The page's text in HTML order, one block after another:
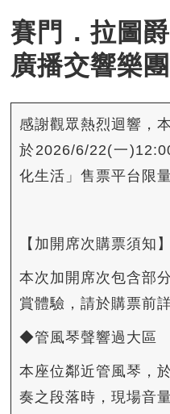
賽門．拉圖
廣播交響樂團
感謝觀眾熱烈迴響，
於2026/6/22(一
化生活」售票平台限
【加開席次購票須知】
本次加開席次包含部
賞體驗，請於購票前
◆管風琴聲響過大區
本座位鄰近管風琴，
奏之段落時，現場音